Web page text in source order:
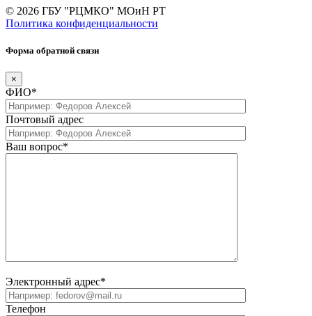
© 2026 ГБУ "РЦМКО" МОиН РТ
Политика конфиденциальности
Форма обратной связи
×
ФИО*
Почтовый адрес
Ваш вопрос*
Электронный адрес*
Телефон